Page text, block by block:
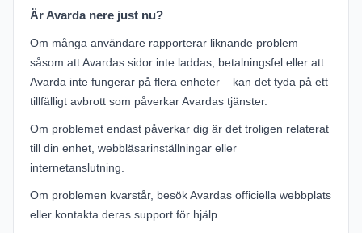
Är Avarda nere just nu?
Om många användare rapporterar liknande problem –
såsom att Avardas sidor inte laddas, betalningsfel eller att
Avarda inte fungerar på flera enheter – kan det tyda på ett
tillfälligt avbrott som påverkar Avardas tjänster.
Om problemet endast påverkar dig är det troligen relaterat
till din enhet, webbläsarinställningar eller
internetanslutning.
Om problemen kvarstår, besökAvardas officiella webbplats
eller kontakta deras support för hjälp.